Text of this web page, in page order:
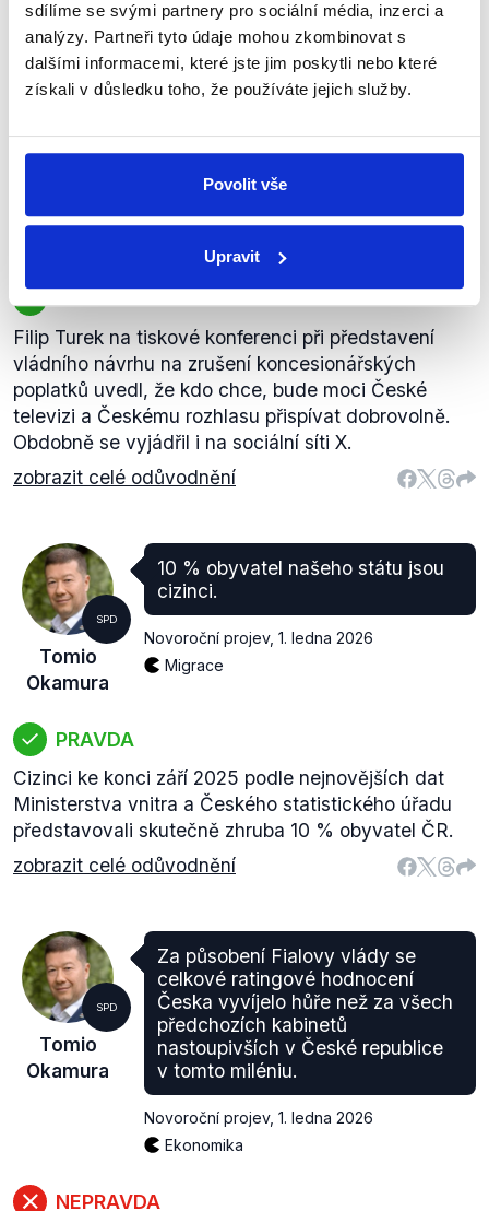
sdílíme se svými partnery pro sociální média, inzerci a
analýzy. Partneři tyto údaje mohou zkombinovat s
dalšími informacemi, které jste jim poskytli nebo které
získali v důsledku toho, že používáte jejich služby.
Povolit vše
Upravit
SPD
Nakonec pan Turek i zmínil, že
kdo chce, kdo je zastáncem
veřejnoprávního média, (...) ať si
veřejnoprávní média vytvoří
Pro a proti,17. dubna 2026
Filip Turek na tiskové konferenci při představení
vládního návrhu na zrušení koncesionářských
poplatků uvedl, že kdo chce, bude moci České
televizi a Českému rozhlasu přispívat dobrovolně.
Obdobně se vyjádřil i na sociální síti X.
zobrazit celé odůvodnění
SPD
Tomio
Okamura
10 % obyvatel našeho státu jsou
cizinci.
Novoroční projev, 1. ledna 2026
Migrace
PRAVDA
Cizinci ke konci září 2025 podle nejnovějších dat
Ministerstva vnitra a Českého statistického úřadu
představovali skutečně zhruba 10 % obyvatel ČR.
zobrazit celé odůvodnění
SPD
Tomio
Okamura
Za působení Fialovy vlády se
celkové ratingové hodnocení
Česka vyvíjelo hůře než za všech
předchozích kabinetů
nastoupivších v České republice
v tomto miléniu.
Novoroční projev, 1. ledna 2026
Ekonomika
NEPRAVDA